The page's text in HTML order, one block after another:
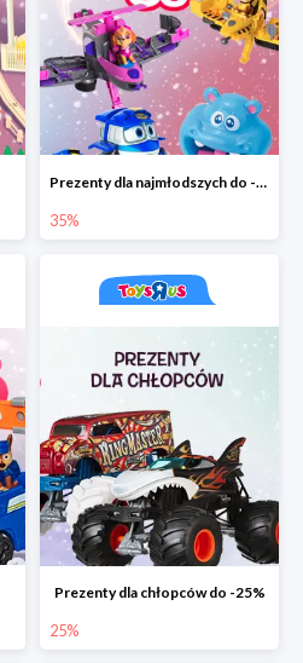
Prezenty dla najmłodszych do -35%
35%
Prezenty dla chłopców do -25%
25%